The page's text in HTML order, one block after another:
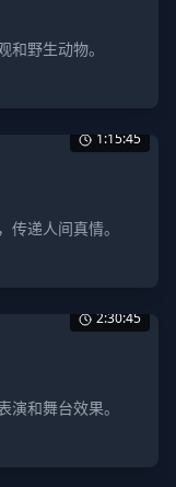
野生动物。
1:15:45
递人间真情。
2:30:45
和舞台效果。